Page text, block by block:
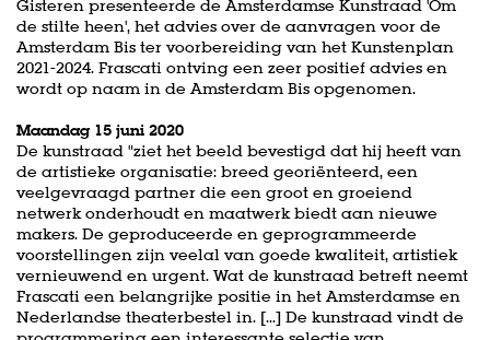
Gisteren presenteerde de Amsterdamse Kunstraad 'Om
de stilte heen', het advies over de aanvragen voor de
Amsterdam Bis ter voorbereiding van het Kunstenplan
2021-2024. Frascati ontving een zeer positief advies en
wordt op naam in de Amsterdam Bis opgenomen.
Maandag 15 juni 2020
De kunstraad "ziet het beeld bevestigd dat hij heeft van
de artistieke organisatie: breed georiënteerd, een
veelgevraagd partner die een groot en groeiend
netwerk onderhoudt en maatwerk biedt aan nieuwe
makers. De geproduceerde en geprogrammeerde
voorstellingen zijn veelal van goede kwaliteit, artistiek
vernieuwend en urgent. Wat de kunstraad betreft neemt
Frascati een belangrijke positie in het Amsterdamse en
Nederlandse theaterbestel in. [...] De kunstraad vindt de